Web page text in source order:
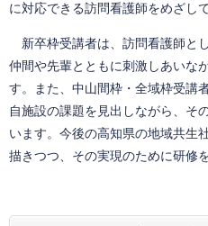
に対応できる訪問看護師をめざし
新卒枠受講者は、訪問看護師と
仲間や先輩とともに刺激しあいな
す。また、中山間枠・全域枠受講
自施設の課題を見出しながら、そ
います。今後の高知県の地域共生
描きつつ、その実現のために研修